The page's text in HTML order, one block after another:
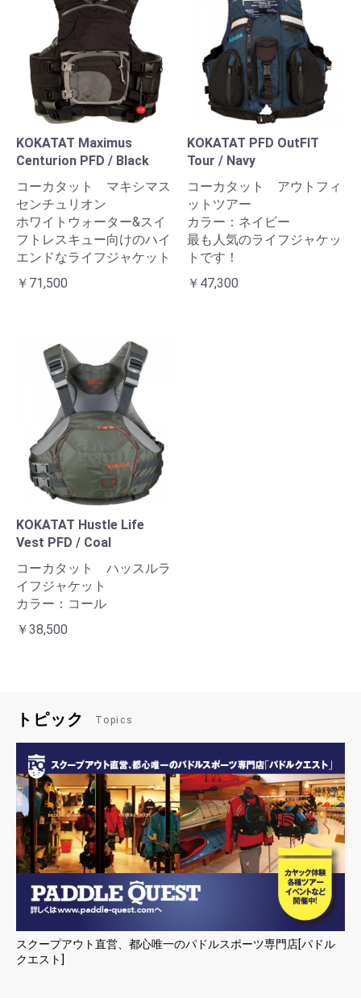
KOKATAT Maximus
Centurion PFD / Black
コーカタット マキシマス
センチュリオン
ホワイトウォーター&スイ
フトレスキュー向けのハイ
エンドなライフジャケット
￥71,500
KOKATAT PFD OutFIT
Tour / Navy
コーカタット アウトフィ
ットツアー
カラー：ネイビー
最も人気のライフジャケッ
トです！
￥47,300
KOKATAT Hustle Life
Vest PFD / Coal
コーカタット ハッスルラ
イフジャケット
カラー：コール
￥38,500
トピック Topics
スクープアウト直営、都心唯一のパドルスポーツ専門店[パドル
クエスト]